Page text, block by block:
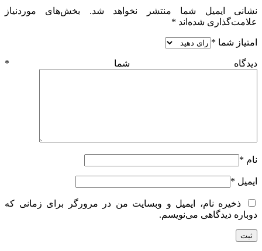
نشانی ایمیل شما منتشر نخواهد شد.
بخش‌های موردنیاز
علامت‌گذاری شده‌اند *
امتیاز شما *
دیدگاه شما *
نام *
ایمیل *
ذخیره نام، ایمیل و وبسایت من در مرورگر برای زمانی که
دوباره دیدگاهی می‌نویسم.